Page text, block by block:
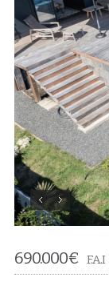
690.000€ F.A.I